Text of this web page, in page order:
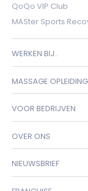
QoQo VIP Club
MASter Sports
WERKEN BIJ..
MASSAGE
VOOR BEDRIJVEN
OVER ONS
NIEUWSBRIEF